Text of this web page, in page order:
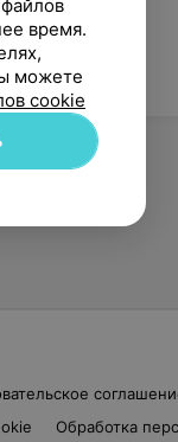
Обработка
время.
можете
cookie